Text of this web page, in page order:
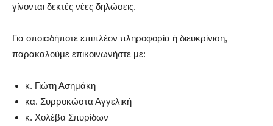
γίνονται δεκτές νέες δηλώσεις.
Για οποιαδήποτε επιπλέον πληροφορία ή διευκρίνιση,
παρακαλούμε επικοινωνήστε με:
κ. Γιώτη Ασημάκη
κα. Συρροκώστα Αγγελική
κ. Χολέβα Σπυρίδων